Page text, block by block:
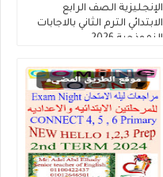
الإنجليزية الصف الرابع
الابتدائي الترم الثاني بالاجابات
النموذجية 2026